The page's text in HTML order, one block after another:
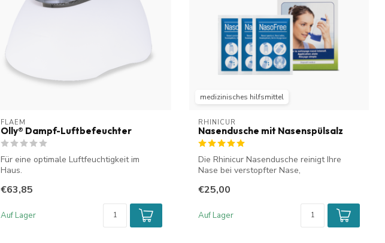
FLAEM
Olly® Dampf-Luftbefeuchter
Für eine optimale Luftfeuchtigkeit im
Haus.
€63,85
Auf Lager
medizinisches hilfsmittel
RHINICUR
Nasendusche mit Nasenspülsalz
Die Rhinicur Nasendusche reinigt Ihre
Nase bei verstopfter Nase,
€25,00
Auf Lager